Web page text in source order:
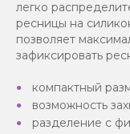
легко
ресницы на
позволяет
зафиксировать
компактный
возможность
разделение с